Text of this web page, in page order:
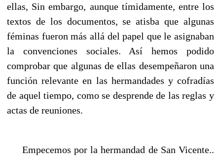
ellas, Sin embargo, aunque tímidamente, entre los
textos de los documentos, se atisba que algunas
féminas fueron más allá del papel que le asignaban
la convenciones sociales. Así hemos podido
comprobar que algunas de ellas desempeñaron una
función relevante en las hermandades y cofradías
de aquel tiempo, como se desprende de las reglas y
actas de reuniones.
Empecemos por la hermandad de San Vicente..